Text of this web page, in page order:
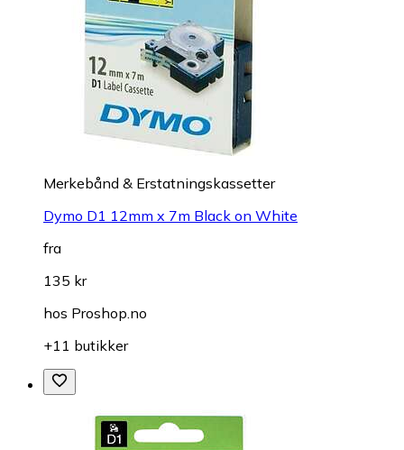
Merkebånd & Erstatningskassetter
Dymo D1 12mm x 7m Black on White
fra
135 kr
hos Proshop.no
+11 butikker